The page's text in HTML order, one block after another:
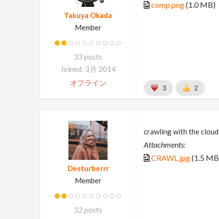
Takuya Okada
Member
33 posts
Joined: 3月 2014
オフライン
comp.png(1.0 MB)
3 2
Desturberrr
Member
32 posts
crawling with the
Attachments:
CRAWL.jpg(1.5